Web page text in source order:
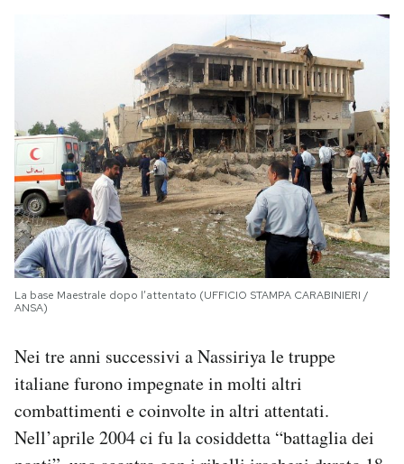
La base Maestrale dopo l’attentato (UFFICIO STAMPA CARABINIERI /
ANSA)
Nei tre anni successivi a Nassiriya le truppe
italiane furono impegnate in molti altri
combattimenti e coinvolte in altri attentati.
Nell’aprile 2004 ci fu la cosiddetta “battaglia dei